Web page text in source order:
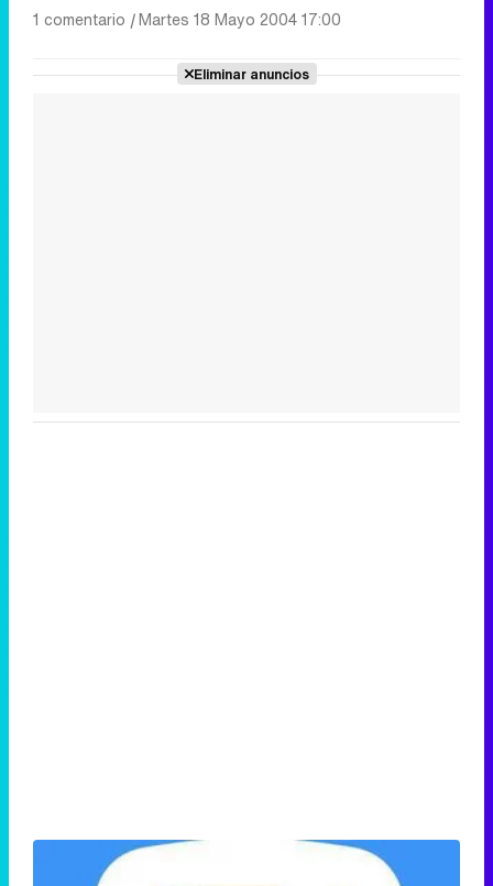
1 comentario |Martes 18 Mayo 2004 17:00
Eliminar anuncios